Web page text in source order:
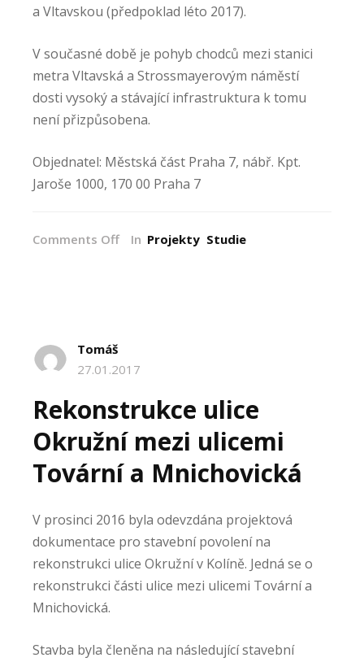
a Vltavskou (předpoklad léto 2017).
V současné době je pohyb chodců mezi stanici
metra Vltavská a Strossmayerovým náměstí
dosti vysoký a stávající infrastruktura k tomu
není přizpůsobena.
Objednatel: Městská část Praha 7, nábř. Kpt.
Jaroše 1000, 170 00 Praha 7
Comments OffonIn Projekty Studie
Tomáš
27.01.2017
Rekonstrukce ulice
Okružní mezi ulicemi
Tovární a Mnichovická
V prosinci 2016 byla odevzdána projektová
dokumentace pro stavební povolení na
rekonstrukci ulice Okružní v Kolíně. Jedná se o
rekonstrukci části ulice mezi ulicemi Tovární a
Mnichovická.
Stavba byla členěna na následující stavební